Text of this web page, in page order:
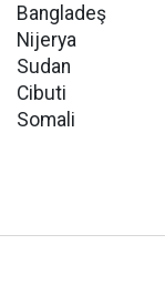
Bangladeş
Nijerya
Sudan
Cibuti
Somali